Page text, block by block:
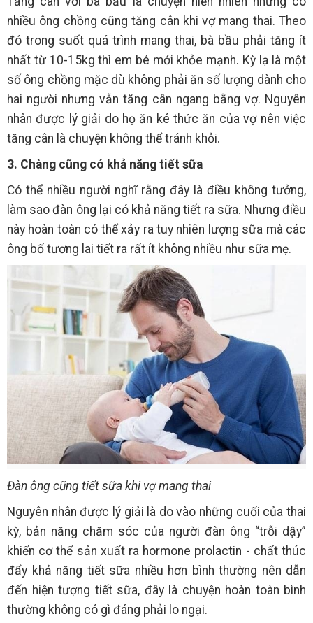
nhiều ông chồng cũng tăng cân khi vợ mang thai. Theo
đó trong suốt quá trình mang thai, bà bầu phải tăng ít
nhất từ 10-15kg thì em bé mới khỏe mạnh. Kỳ lạ là một
số ông chồng mặc dù không phải ăn số lượng dành cho
hai người nhưng vẫn tăng cân ngang bằng vợ. Nguyên
nhân được lý giải do họ ăn ké thức ăn của vợ nên việc
tăng cân là chuyện không thể tránh khỏi.
3. Chàng cũng có khả năng tiết sữa
Có thể nhiều người nghĩ rằng đây là điều không tưởng,
làm sao đàn ông lại có khả năng tiết ra sữa. Nhưng điều
này hoàn toàn có thể xảy ra tuy nhiên lượng sữa mà các
ông bố tương lai tiết ra rất ít không nhiều như sữa mẹ.
Đàn ông cũng tiết sữa khi vợ mang thai
Nguyên nhân được lý giải là do vào những cuối của thai
kỳ, bản năng chăm sóc của người đàn ông “trỗi dậy”
khiến cơ thể sản xuất ra hormone prolactin - chất thúc
đẩy khả năng tiết sữa nhiều hơn bình thường nên dẫn
đến hiện tượng tiết sữa, đây là chuyện hoàn toàn bình
thường không có gì đáng phải lo ngại.